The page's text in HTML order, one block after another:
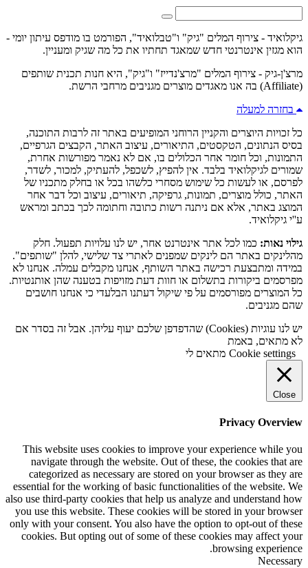
גיקלואיד - צירוף המלים "גיק" ו"טבלואיד", הפורמט בו מודפס עיתון יומי -
הוא מגזין אינטרנטי חדש שמאגד תחתיו את כל מה שגיק ומעניין.
מרצ'ן-גיק - צירוף המלים "מרצ'נדייז" ו"גיק", היא חנות תכנית שותפים
(Affiliate) בה אנו מאגדים מוצרים מגניבים מרחבי הרשת.
בחזרה למעלה
כל זכויות היוצרים והקניין הרוחני המופיעים באתר זה לרבות התוכנה,
בסיס הנתונים, הטקסטים, התיאורים, עיצוב האתר, הקבצים הגרפיים,
התמונות, וכל חומר אחר הכלולים בו, אם לא נאמר מפורשות אחרת,
שמורים לגיקלואיד בלבד. אין להפיץ, לשכפל, להעתיק, למכור, לשדר,
לפרסם, או לעשות כל שימוש מסחרי כלשהו בכל או בחלק מתכניו של
האתר, כולל מוצרים, תמונות, גרפיקה, תיאורים, עיצוב וכל דבר אחר
המוצג באתר, אלא אם ניתנה רשות כתובה וחתומה לכך בכתב ומראש
ע''י גיקלואיד.
גילוי נאות: כמו לכל אתר אינטרנט אחר, יש לנו עלויות תפעול. חלק
מהלינקים באתר הם לינקים שמפנים לאתרי צד שלישי, להלן "שותפים".
במידה ומתבצעת רכישה באתר השותף, אנחנו מקבלים עמלה. אנחנו לא
מפרסמים ביקורות בתשלום או חוות דעת מזויפות בטענה שהן אותנטיות.
כל המוצרים מפורסמים על פי שיקול דעתנו הבלעדי כי אנחנו חושבים
שהם מגניבים.
יש לנו עוגיות (Cookies) שהדפדפן שלכם יעוף עליהן. אבל זה בסדר אם
לא מתאים, באמת
Cookie settings מתאים לי
Close
Privacy Overview
This website uses cookies to improve your experience while you
navigate through the website. Out of these, the cookies that are
categorized as necessary are stored on your browser as they are
essential for the working of basic functionalities of the website. We
also use third-party cookies that help us analyze and understand how
you use this website. These cookies will be stored in your browser
only with your consent. You also have the option to opt-out of these
cookies. But opting out of some of these cookies may affect your
browsing experience.
Necessary